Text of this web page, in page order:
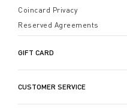
Coincard Privacy
Reserved Agreements
GIFT CARD
CUSTOMER SERVICE